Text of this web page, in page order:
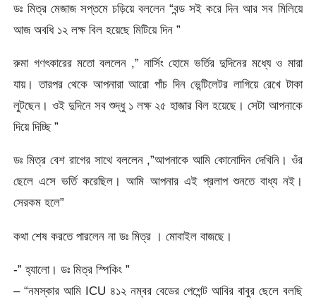
ডঃ মিত্র মেজাজ সপ্তমে চড়িয়ে বললেন “বন্ড সই করে দিন আর সব মিলিয়ে
আজ অবধি ১২ লক্ষ বিল হয়েছে মিটিয়ে দিন ”
রুমা গণৎকারের মতো বললেন ,” নার্সিং হোমে ভর্তির দুদিনের মধ্যে ও মারা
যায়। তারপর থেকে আপনারা আরো পাঁচ দিন ভেন্টিলেটর লাগিয়ে রেখে টাকা
লুটছেন। ওই দুদিনে সব শুদ্ধু ১ লক্ষ ২৫ হাজার বিল হয়েছে। সেটা আপনাকে
দিয়ে দিচ্ছি ”
ডঃ মিত্র বেশ রাগের সাথে বললেন ,”আপনাকে আমি কোনোদিন দেখিনি। ওঁর
ছেলে এসে ভর্তি করেছিল। আমি আপনার এই প্রলাপ শুনতে বাধ্য নই।
সেরকম হলে”
কথা শেষ করতে পারলেন না ডঃ মিত্র । মোবাইল বাজছে।
-” হ্যালো। ডঃ মিত্র স্পিকিং ”
– “নমস্কার আমি ICU ৪১২ নম্বর বেডের পেশেন্ট আবির বাবুর ছেলে বলছি